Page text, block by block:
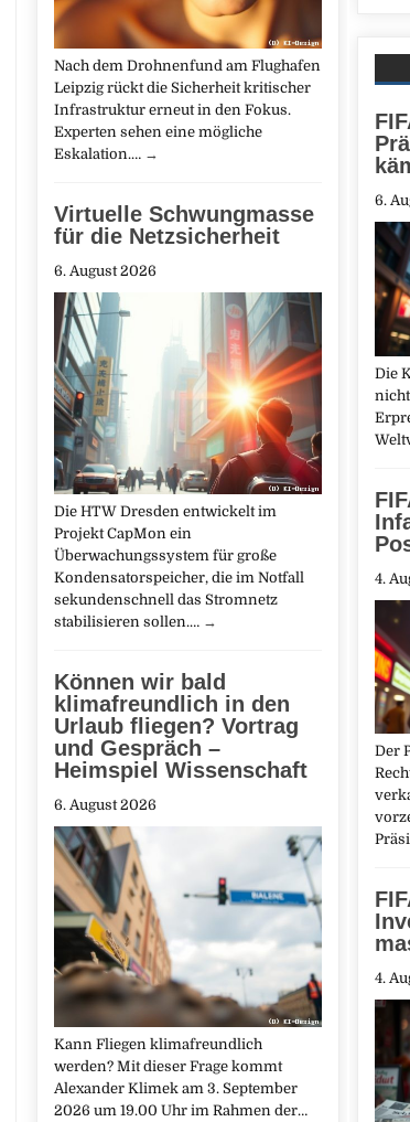
6.
Die
4.
Der
4.
Nach dem Drohnenfund am Flughafen
Leipzig rückt die Sicherheit kritischer
Infrastruktur erneut in den Fokus.
Experten sehen eine mögliche
Eskalation.… →
Virtuelle Schwungmasse
für die Netzsicherheit
6. August 2026
Die HTW Dresden entwickelt im
Projekt CapMon ein
Überwachungssystem für große
Kondensatorspeicher, die im Notfall
sekundenschnell das Stromnetz
stabilisieren sollen.… →
Können wir bald
klimafreundlich in den
Urlaub fliegen? Vortrag
und Gespräch –
Heimspiel Wissenschaft
6. August 2026
Kann Fliegen klimafreundlich
werden? Mit dieser Frage kommt
Alexander Klimek am 3. September
2026 um 19.00 Uhr im Rahmen der…